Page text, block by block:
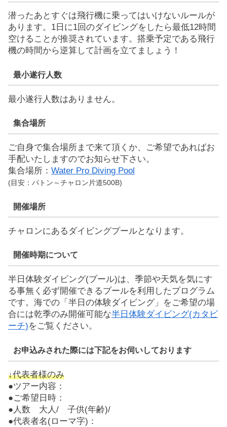
潜ったあとすぐは飛行機に乗ってはいけないルールが
あります。1日に1回のダイビングをしたら最低12時間
空けることが推奨されています。搭乗予定である飛行
機の時間から逆算して計画を立てましょう！
最小遂行人数
最小遂行人数はありません。
集合場所
ご自身で集合場所まで来て頂くか、ご希望であればお
手配いたしますのでお知らせ下さい。
集合場所： Water Pro Diving Pool
(目安：パトン～チャロン片道500B)
開催場所
チャロンにあるダイビングプールとなります。
開催時期について
半日体験ダイビング(プール)は、季節や天気を気にす
る事無く必ず開催できるプールを利用したプログラム
です。海での「半日の体験ダイビング」をご希望の場
合には乾季のみ開催可能な半日体験ダイビング(カタビ
ーチ)をご覧ください。
お申込みされた際には下記をお伺いしております
↓代表者様のみ
●ツアー内容：
●ご希望日時：
●人数 大人/ 子供(年齢)/
●代表者名(ローマ字)：